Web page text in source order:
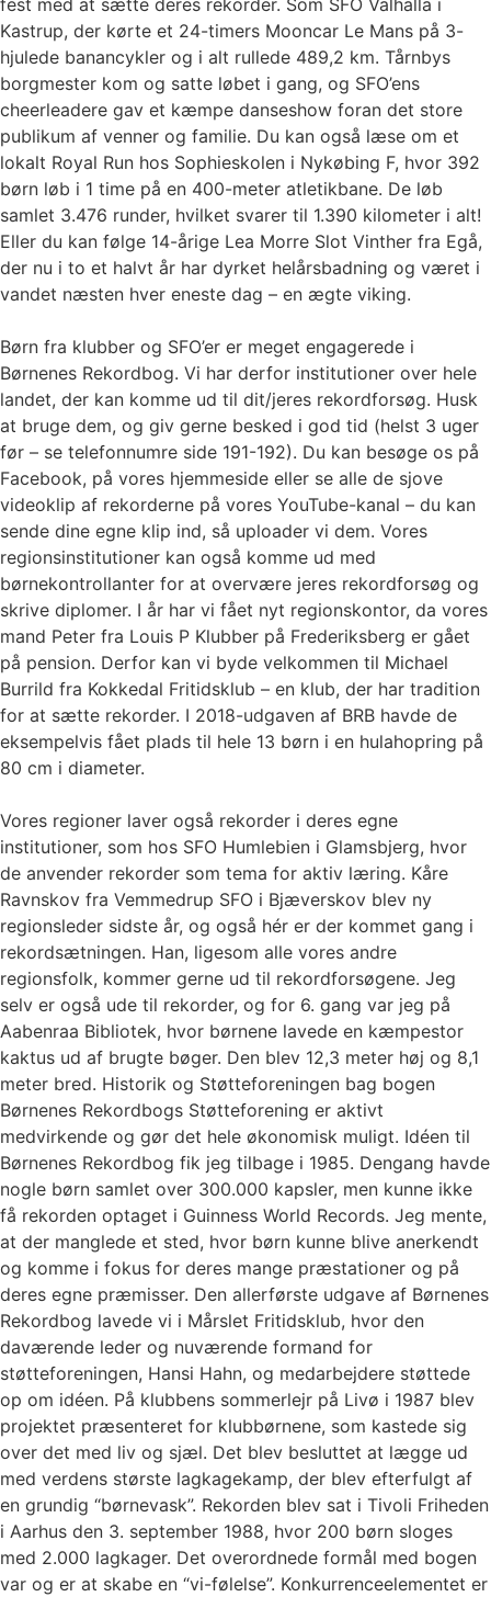
Kastrup, der kørte et 24-timers Mooncar Le Mans på 3-
hjulede banancykler og i alt rullede 489,2 km. Tårnbys
borgmester kom og satte løbet i gang, og SFO’ens
cheerleadere gav et kæmpe danseshow foran det store
publikum af venner og familie. Du kan også læse om et
lokalt Royal Run hos Sophieskolen i Nykøbing F, hvor 392
børn løb i 1 time på en 400-meter atletikbane. De løb
samlet 3.476 runder, hvilket svarer til 1.390 kilometer i alt!
Eller du kan følge 14-årige Lea Morre Slot Vinther fra Egå,
der nu i to et halvt år har dyrket helårsbadning og været i
vandet næsten hver eneste dag – en ægte viking.
Børn fra klubber og SFO’er er meget engagerede i
Børnenes Rekordbog. Vi har derfor institutioner over hele
landet, der kan komme ud til dit/jeres rekordforsøg. Husk
at bruge dem, og giv gerne besked i god tid (helst 3 uger
før – se telefonnumre side 191-192). Du kan besøge os på
Facebook, på vores hjemmeside eller se alle de sjove
videoklip af rekorderne på vores YouTube-kanal – du kan
sende dine egne klip ind, så uploader vi dem. Vores
regionsinstitutioner kan også komme ud med
børnekontrollanter for at overvære jeres rekordforsøg og
skrive diplomer. I år har vi fået nyt regionskontor, da vores
mand Peter fra Louis P Klubber på Frederiksberg er gået
på pension. Derfor kan vi byde velkommen til Michael
Burrild fra Kokkedal Fritidsklub – en klub, der har tradition
for at sætte rekorder. I 2018-udgaven af BRB havde de
eksempelvis fået plads til hele 13 børn i en hulahopring på
80 cm i diameter.
Vores regioner laver også rekorder i deres egne
institutioner, som hos SFO Humlebien i Glamsbjerg, hvor
de anvender rekorder som tema for aktiv læring. Kåre
Ravnskov fra Vemmedrup SFO i Bjæverskov blev ny
regionsleder sidste år, og også hér er der kommet gang i
rekordsætningen. Han, ligesom alle vores andre
regionsfolk, kommer gerne ud til rekordforsøgene. Jeg
selv er også ude til rekorder, og for 6. gang var jeg på
Aabenraa Bibliotek, hvor børnene lavede en kæmpestor
kaktus ud af brugte bøger. Den blev 12,3 meter høj og 8,1
meter bred. Historik og Støtteforeningen bag bogen
Børnenes Rekordbogs Støtteforening er aktivt
medvirkende og gør det hele økonomisk muligt. Idéen til
Børnenes Rekordbog fik jeg tilbage i 1985. Dengang havde
nogle børn samlet over 300.000 kapsler, men kunne ikke
få rekorden optaget i Guinness World Records. Jeg mente,
at der manglede et sted, hvor børn kunne blive anerkendt
og komme i fokus for deres mange præstationer og på
deres egne præmisser. Den allerførste udgave af Børnenes
Rekordbog lavede vi i Mårslet Fritidsklub, hvor den
daværende leder og nuværende formand for
støtteforeningen, Hansi Hahn, og medarbejdere støttede
op om idéen. På klubbens sommerlejr på Livø i 1987 blev
projektet præsenteret for klubbørnene, som kastede sig
over det med liv og sjæl. Det blev besluttet at lægge ud
med verdens største lagkagekamp, der blev efterfulgt af
en grundig “børnevask”. Rekorden blev sat i Tivoli Friheden
i Aarhus den 3. september 1988, hvor 200 børn sloges
med 2.000 lagkager. Det overordnede formål med bogen
var og er at skabe en “vi-følelse”. Konkurrenceelementet er